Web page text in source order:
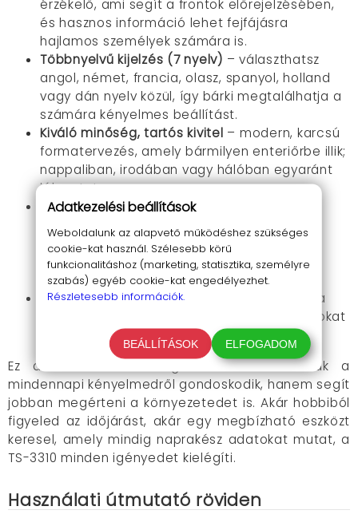
érzékelő, ami segít a frontok előrejelzésében,
és hasznos információ lehet fejfájásra
hajlamos személyek számára is.
Többnyelvű kijelzés (7 nyelv) – választhatsz
angol, német, francia, olasz, spanyol, holland
vagy dán nyelv közül, így bárki megtalálhatja a
számára kényelmes beállítást.
Kiváló minőség, tartós kivitel – modern, karcsú
formatervezés, amely bármilyen enteriőrbe illik;
nappaliban, irodában vagy hálóban egyaránt
jól mutat.
USB tápcsatlakozó és elemes opció
működtetheted a mellékelt töltőről vagy
elemről is (3×AAA az állomáshoz, 2×AA a
szenzorhoz), így bárhol használható, akár
áramforrástól függetlenül.
Gyermekzáras képernyő
– extra biztonság a
családos háztartásokban, hogy a beállításokat
ne lehessen véletlenül elrontani.
Ez a kiváló meteorológiai állomás nemcsak a
mindennapi kényelmedről gondoskodik, hanem segít
jobban megérteni a környezetedet is. Akár hobbiból
figyeled az időjárást, akár egy megbízható eszközt
keresel, amely mindig naprakész adatokat mutat, a
TS-3310 minden igényedet kielégíti.
Használati útmutató röviden
Adatkezelési beállítások
Weboldalunk az alapvető működéshez szükséges
cookie-kat használ. Szélesebb körű
funkcionalitáshoz (marketing, statisztika, személyre
szabás) egyéb cookie-kat engedélyezhet.
Részletesebb információk.
BEÁLLÍTÁSOK ELFOGADOM